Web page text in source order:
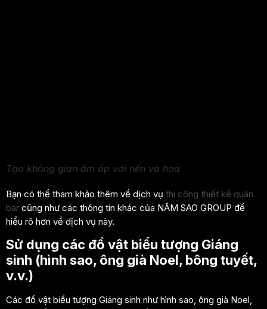
Tạo không gian ấm áp với nến và hoa
Bạn có thể tham khảo thêm về dịch vụ thi công thiết kế quán
bar cũng như các thông tin khác của NĂM SAO GROUP để
hiểu rõ hơn về dịch vụ này.
Sử dụng các đồ vật biểu tượng Giáng
sinh (hình sao, ông già Noel, bông tuyết,
v.v.)
Các đồ vật biểu tượng Giáng sinh như hình sao, ông già Noel,